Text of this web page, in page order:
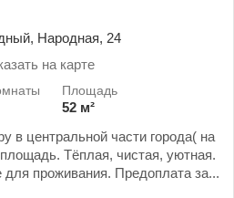
Народная, 24
на карте
52 м²
в центральной части города( на
Тёплая, чистая, уютная.
проживания. Предоплата за...